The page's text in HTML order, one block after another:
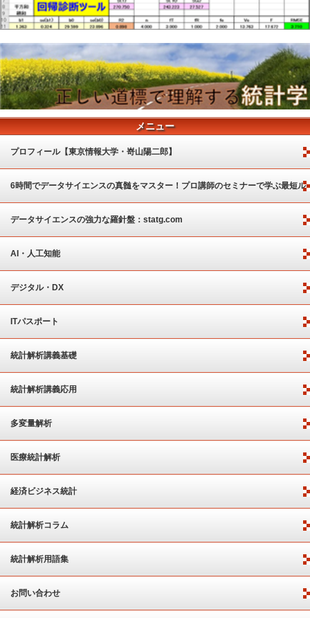
メニュー
プロフィール【東京情報大学・嵜山陽二郎】
6時間でデータサイエンスの真髄をマスター！プロ講師のセミナーで学ぶ最短ル
ート
データサイエンスの強力な羅針盤：statg.com
AI・人工知能
デジタル・DX
ITパスポート
統計解析講義基礎
統計解析講義応用
多変量解析
医療統計解析
経済ビジネス統計
統計解析コラム
統計解析用語集
お問い合わせ